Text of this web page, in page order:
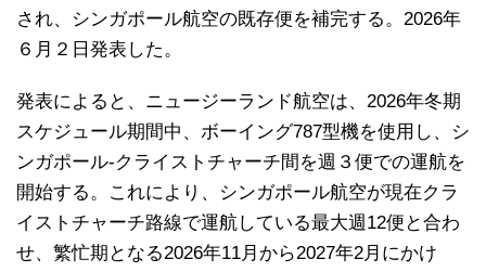
され、シンガポール航空の既存便を補完する。2026年
６月２日発表した。
発表によると、ニュージーランド航空は、2026年冬期
スケジュール期間中、ボーイング787型機を使用し、シ
ンガポール‐クライストチャーチ間を週３便での運航を
開始する。これにより、シンガポール航空が現在クラ
イストチャーチ路線で運航している最大週12便と合わ
せ、繁忙期となる2026年11月から2027年2月にかけ